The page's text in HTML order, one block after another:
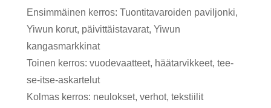
Ensimmäinen kerros: Tuontitavaroiden paviljonki,
Yiwun korut, päivittäistavarat, Yiwun
kangasmarkkinat
Toinen kerros: vuodevaatteet, häätarvikkeet, tee-
se-itse-askartelut
Kolmas kerros: neulokset, verhot, tekstiilit